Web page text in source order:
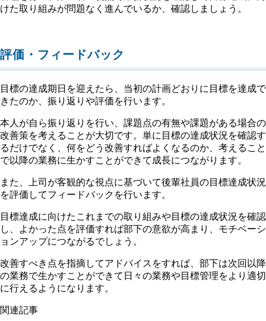
けた取り組みが問題なく進んでいるか、確認しましょう。
評価・フィードバック
目標の達成期日を迎えたら、当初の計画どおりに目標を達成で
きたのか、振り返りや評価を行います。
本人が自ら振り返りを行い、課題点の有無や課題がある場合の
改善策を考えることが大切です。単に目標の達成状況を確認す
るだけでなく、何をどう改善すればよくなるのか、考えること
で以降の業務に生かすことができて成長につながります。
また、上司が客観的な視点に基づいて後輩社員の目標達成状況
を評価してフィードバックを行います。
目標達成に向けたこれまでの取り組みや目標の達成状況を確認
し、よかった点を評価すれば部下の意欲が高まり、モチベーシ
ョンアップにつながるでしょう。
改善すべき点を指摘してアドバイスをすれば、部下は次回以降
の業務で生かすことができて日々の業務や目標管理をより適切
に行えるようになります。
関連記事